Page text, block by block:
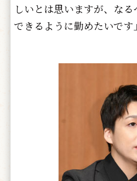
しいとは思いますが、な
できるように勤めたいです